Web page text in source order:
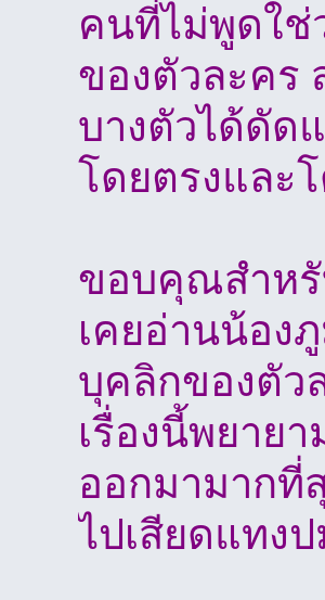
คนที่ไม่พูดใช่
ของตัวละคร
บางตัวได้ดัด
โดยตรงและ
ขอบคุณสำหรั
เคยอ่านน้อง
บุคลิกของตัว
เรื่องนี้พยาย
ออกมามากที่
ไปเสียดแทง